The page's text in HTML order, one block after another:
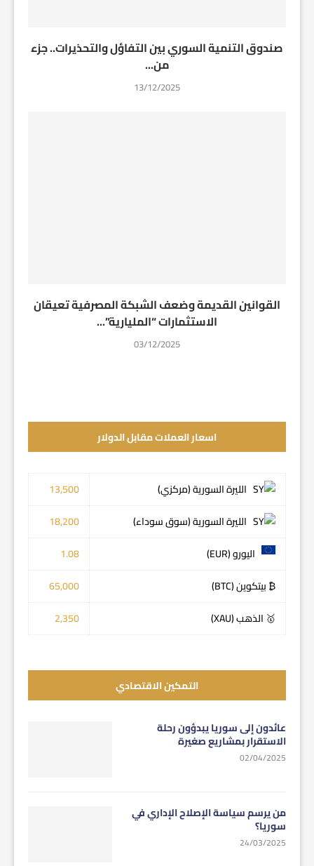
صندوق التنمية السوري بين التفاؤل والتحذيرات.. جزء
من...
13/12/2025
القوانين القديمة وضعف الشبكة المصرفية تعيقان
الاستثمارات “المليارية”...
03/12/2025
اسعار العملات مقابل الدولار
الليرة السورية (مركزي)
13,500
الليرة السورية (سوق سوداء)
18,200
اليورو (EUR)
1.08
₿ بيتكوين (BTC)
65,000
🥇 الذهب (XAU)
2,350
التمكين الاقتصادي
عائدون إلى سوريا يبدؤون رحلة
الاستقرار بمشاريع صغيرة
02/04/2025
من يرسم سياسة الإصلاح الإداري في
سوريا؟
24/03/2025